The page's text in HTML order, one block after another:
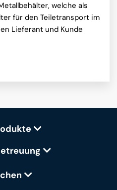
welche als
für den Teiletransport im
Lieferant und Kunde